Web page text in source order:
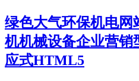
绿色大气环保机电网
机机械设备企业营销
应式HTML5